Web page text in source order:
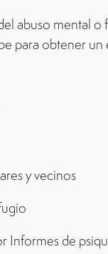
abuso mental o
para obtener
y vecinos
Informes de